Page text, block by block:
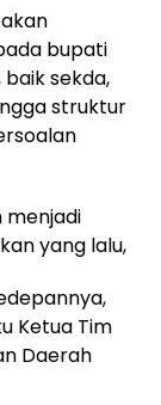
bupati
sekda,
struktur
menjadi
yang lalu,
Ketua Tim
Daerah